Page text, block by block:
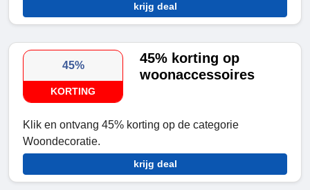
krijg deal
45%
KORTING
45% korting op
woonaccessoires
Klik en ontvang 45% korting op de categorie
Woondecoratie.
krijg deal